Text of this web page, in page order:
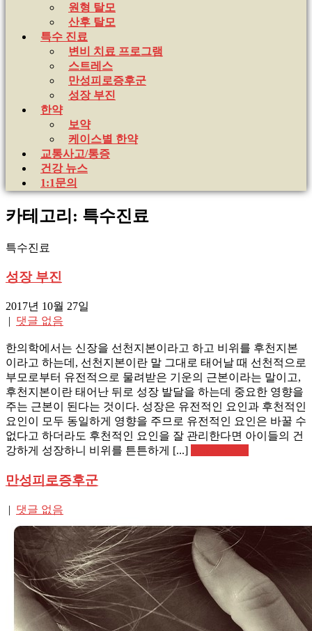
원형 탈모
산후 탈모
특수 진료
변비 치료 프로그램
스트레스
만성피로증후군
성장 부진
한약
보약
케이스별 한약
교통사고/통증
건강 뉴스
1:1문의
카테고리: 특수진료
특수진료
성장 부진
2017년 10월 27일
| 댓글 없음
한의학에서는 신장을 선천지본이라고 하고 비위를 후천지본
이라고 하는데, 선천지본이란 말 그대로 태어날 때 선천적으로
부모로부터 유전적으로 물려받은 기운의 근본이라는 말이고,
후천지본이란 태어난 뒤로 성장 발달을 하는데 중요한 영향을
주는 근본이 된다는 것이다. 성장은 유전적인 요인과 후천적인
요인이 모두 동일하게 영향을 주므로 유전적인 요인은 바꿀 수
없다고 하더라도 후천적인 요인을 잘 관리한다면 아이들의 건
강하게 성장하니 비위를 튼튼하게 [...]
만성피로증후군
| 댓글 없음